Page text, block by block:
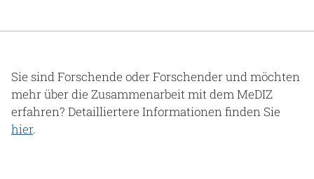
Sie sind Forschende oder Forschender und möchten
mehr über die Zusammenarbeit mit dem MeDIZ
erfahren? Detailliertere Informationen finden Sie
hier.